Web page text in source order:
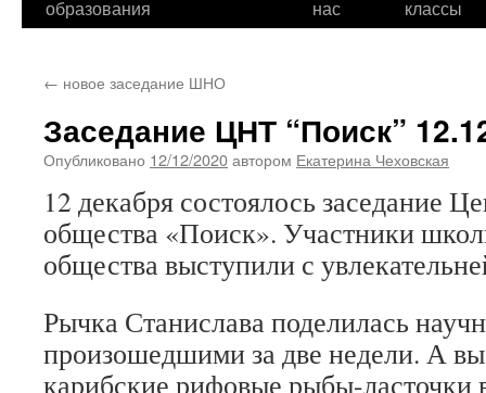
образования
нас
классы
← новое заседание ШНО
Заседание ЦНТ “Поиск”
Опубликовано 12/12/2020автором Екатерина Чеховская
12 декабря состоялось заседание
общества «Поиск». Участники
общества выступили с
Рычка Станислава поделилась
произошедшими за две недели. А вы
карибские рифовые рыбы-ласточки